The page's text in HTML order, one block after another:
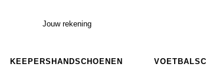
Jouw rekening
KEEPERSHANDSCHOENEN